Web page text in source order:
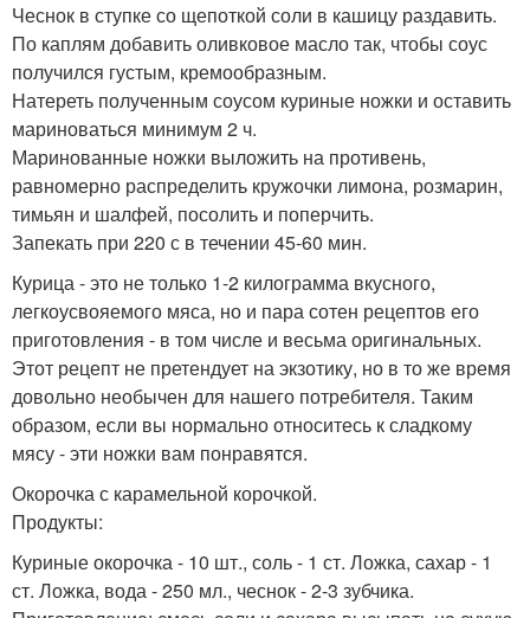
Чеснок в ступке со щепоткой соли в кашицу раздавить.
По каплям добавить оливковое масло так, чтобы соус
получился густым, кремообразным.
Натереть полученным соусом куриные ножки и оставить
мариноваться минимум 2 ч.
Маринованные ножки выложить на противень,
равномерно распределить кружочки лимона, розмарин,
тимьян и шалфей, посолить и поперчить.
Запекать при 220 с в течении 45-60 мин.
Курица - это не только 1-2 килограмма вкусного,
легкоусвояемого мяса, но и пара сотен рецептов его
приготовления - в том числе и весьма оригинальных.
Этот рецепт не претендует на экзотику, но в то же время
довольно необычен для нашего потребителя. Таким
образом, если вы нормально относитесь к сладкому
мясу - эти ножки вам понравятся.
Окорочка с карамельной корочкой.
Продукты:
Куриные окорочка - 10 шт., соль - 1 ст. Ложка, сахар - 1
ст. Ложка, вода - 250 мл., чеснок - 2-3 зубчика.